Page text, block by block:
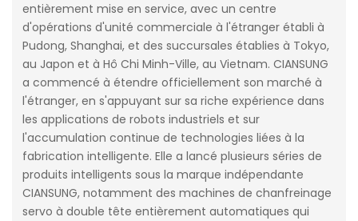
entièrement mise en service, avec un centre
d'opérations d'unité commerciale à l'étranger établi à
Pudong, Shanghai, et des succursales établies à Tokyo,
au Japon et à Hô Chi Minh-Ville, au Vietnam. CIANSUNG
a commencé à étendre officiellement son marché à
l'étranger, en s'appuyant sur sa riche expérience dans
les applications de robots industriels et sur
l'accumulation continue de technologies liées à la
fabrication intelligente. Elle a lancé plusieurs séries de
produits intelligents sous la marque indépendante
CIANSUNG, notamment des machines de chanfreinage
servo à double tête entièrement automatiques qui